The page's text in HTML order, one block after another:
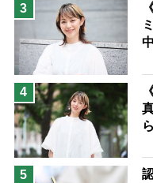
3
4
5